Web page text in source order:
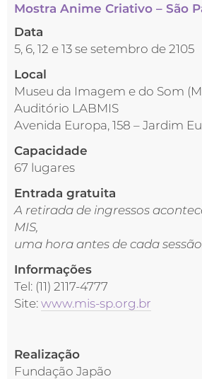
Mostra Anime Criativo – São
Data
5, 6, 12 e 13 se setembro de 2105
Local
Museu da Imagem e do Som
Auditório LABMIS
Avenida Europa, 158 – Jardim
Capacidade
67 lugares
Entrada gratuita
A retirada de ingressos
MIS,
uma hora antes de cada sessão.
Informações
Tel: (11) 2117-4777
Site: www.mis-sp.org.br
Realização
Fundação Japão